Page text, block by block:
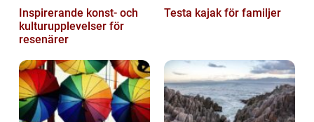
Inspirerande konst- och
kulturupplevelser för
resenärer
Testa kajak för familjer